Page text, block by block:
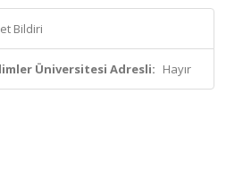
Bildiri
Üniversitesi Adresli: Hayır